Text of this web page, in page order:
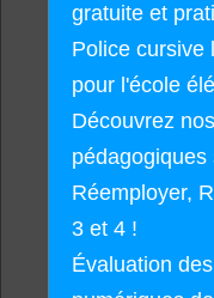
gratuite et
Police cursive
pour l'école
Découvrez
Réemployer,
3 et 4 !
Évaluation